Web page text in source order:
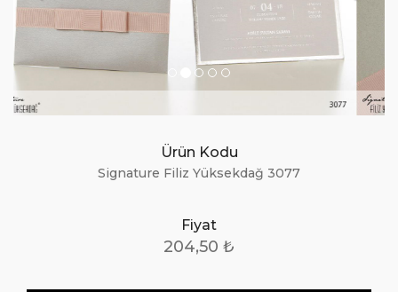
Ürün Kodu
Signature Filiz Yüksekdağ 3077
Fiyat
204,50 ₺